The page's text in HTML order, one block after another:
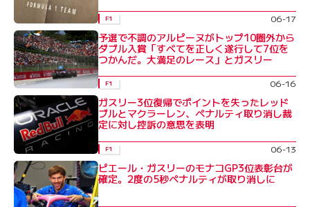
F1 06-17
予選で不調のアルピーヌがトップ10圏外から
ダブル入賞「すべてを正しく遂行して7位を
つかんだ。大満足のレース」とガスリー
F1 06-16
ガスリー3位復帰でポイントを失ったレッド
ブルとマクラーレン、ペナルティ取り消し裁
定に対し控訴の意思を表明
F1 06-13
ピエール・ガスリーのモナコGP3位表彰台が
確定。2度の5秒ペナルティが取り消しに